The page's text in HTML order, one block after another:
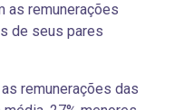
as remunerações
de seus pares
remunerações das